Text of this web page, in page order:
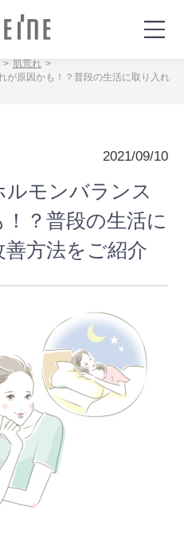
肌荒れ
が原因かも！？普段の生活に取り入れ
モンバランス
？普段の生活に
方法をご紹介
2021/09/10